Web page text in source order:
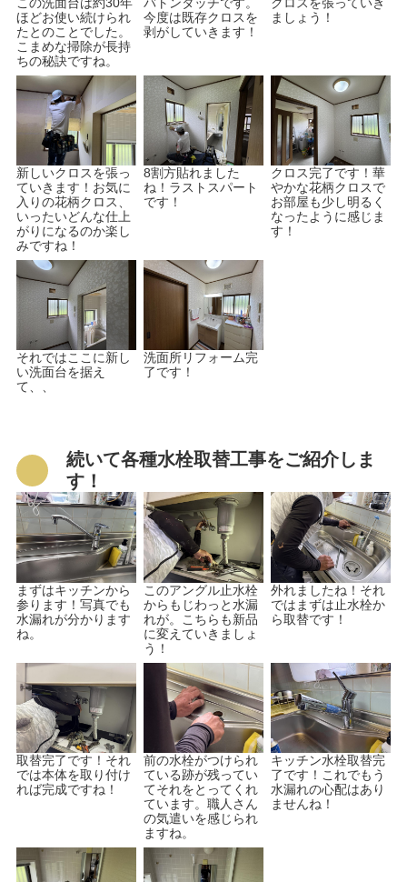
ほどお使い続けられ
たとのことでした。
こまめな掃除が長持
ちの秘訣ですね。
今度は既存クロスを
剥がしていきます！
ましょう！
新しいクロスを張っ
ていきます！お気に
入りの花柄クロス、
いったいどんな仕上
がりになるのか楽し
みですね！
8割方貼れました
ね！ラストスパート
です！
クロス完了です！華
やかな花柄クロスで
お部屋も少し明るく
なったように感じま
す！
それではここに新し
い洗面台を据え
て、、
洗面所リフォーム完
了です！
続いて各種水栓取替工事をご紹介しま
す！
まずはキッチンから
参ります！写真でも
水漏れが分かります
ね。
このアングル止水栓
からもじわっと水漏
れが。こちらも新品
に変えていきましょ
う！
外れましたね！それ
ではまずは止水栓か
ら取替です！
取替完了です！それ
では本体を取り付け
れば完成ですね！
前の水栓がつけられ
ている跡が残ってい
てそれをとってくれ
ています。職人さん
の気遣いを感じられ
ますね。
キッチン水栓取替完
了です！これでもう
水漏れの心配はあり
ませんね！